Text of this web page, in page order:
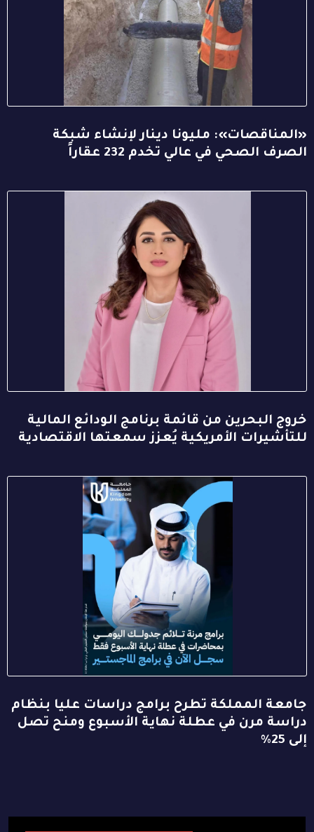
«المناقصات»: مليونا دينار لإنشاء شبكة
الصرف الصحي في عالي تخدم 232 عقاراً
خروج البحرين من قائمة برنامج الودائع المالية
للتأشيرات الأمريكية يُعزز سمعتها الاقتصادية
جامعة المملكة تطرح برامج دراسات عليا بنظام
دراسة مرن في عطلة نهاية الأسبوع ومنح تصل
إلى 25%